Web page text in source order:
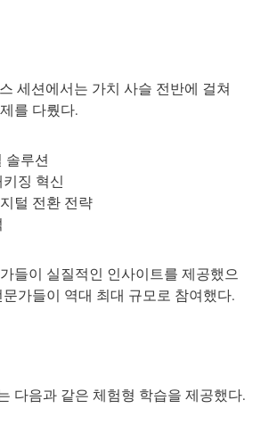
세션에서는 가치 사슬 전반에 걸쳐
를 다뤘다.
솔루션
징 혁신
털 전환 전략
들이 실질적인 인사이트를 제공했으
가들이 역대 최대 규모로 참여했다.
다음과 같은 체험형 학습을 제공했다.